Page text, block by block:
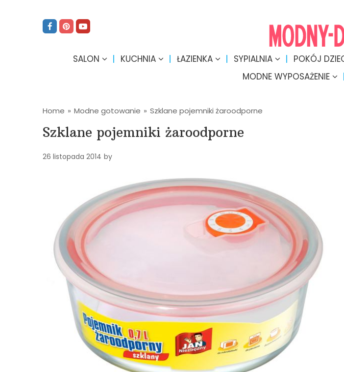
SALON KUCHNIA ŁAZIENKA SYPIALNIA POKÓJ
MODNE WYPOSAŻENIE
Home » Modne gotowanie » Szklane pojemniki żaroodporne
Szklane pojemniki żaroodporne
26 listopada 2014 by